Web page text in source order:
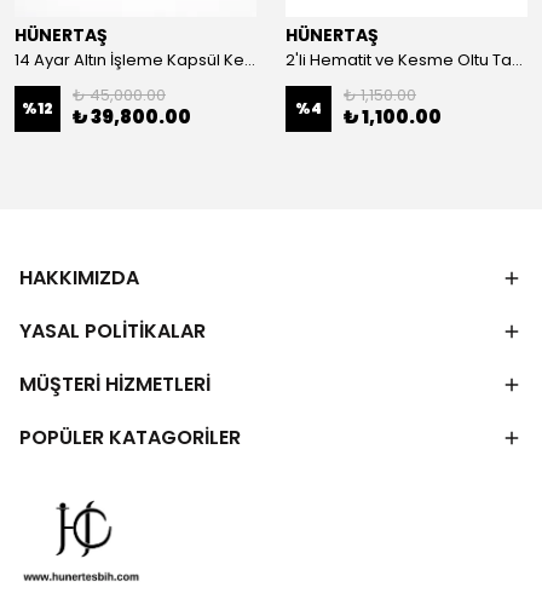
HÜNERTAŞ
14 Ayar Altın İşleme Kapsül Kesim Oltu Taşı Tespih
%12
₺ 45,000.00
₺ 39,800.00
HÜNERTAŞ
2'li Hematit ve Kesme Oltu Taşı Bileklik
%4
₺ 1,150.00
₺ 1,100.00
HAKKIMIZDA
YASAL POLİTİKALAR
MÜŞTERİ HİZMETLERİ
POPÜLER KATAGORİLER